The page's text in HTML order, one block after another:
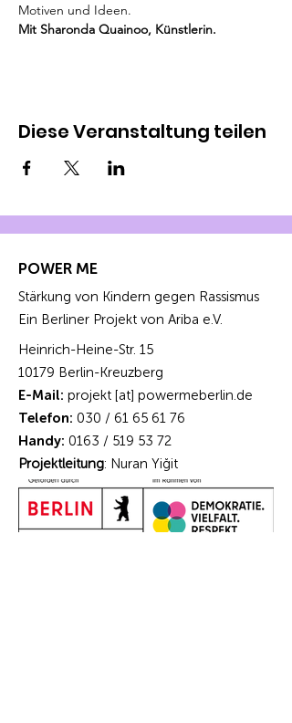
Motiven und Ideen.
Mit Sharonda Quainoo, Künstlerin.
Diese Veranstaltung teilen
POWER ME
Stärkung von Kindern gegen Rassismus
Ein Berliner Projekt von Ariba e.V.
Heinrich-Heine-Str. 15
10179 Berlin-Kreuzberg
E-Mail: projekt [at] powermeberlin.de
Telefon: 030 / 61 65 61 76
Handy: 0163 / 519 53 72
Projektleitung: Nuran Yiğit